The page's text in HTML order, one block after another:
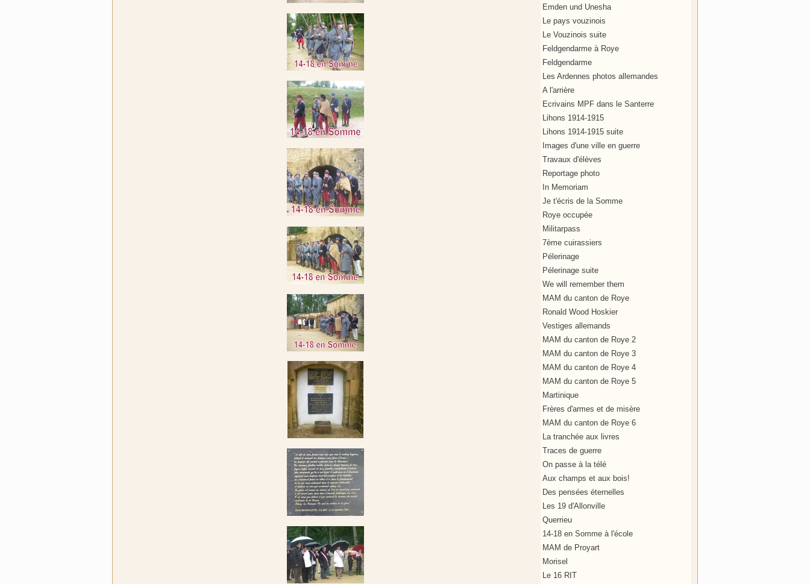
Emden und Unesha
Le pays vouzinois
Le Vouzinois suite
Feldgendarme à Roye
Feldgendarme
Les Ardennes photos allemandes
A l'arrière
Ecrivains MPF dans le Santerre
Lihons 1914-1915
Lihons 1914-1915 suite
Images d'une ville en guerre
Travaux d'élèves
Reportage photo
In Memoriam
Je t'écris de la Somme
Roye occupée
Militarpass
7ème cuirassiers
Pélerinage
Pélerinage suite
We will remember them
MAM du canton de Roye
Ronald Wood Hoskier
Vestiges allemands
MAM du canton de Roye 2
MAM du canton de Roye 3
MAM du canton de Roye 4
MAM du canton de Roye 5
Martinique
Frères d'armes et de misère
MAM du canton de Roye 6
La tranchée aux livres
Traces de guerre
On passe à la télé
Aux champs et aux bois!
Des pensées éternelles
Les 19 d'Allonville
Querrieu
14-18 en Somme à l'école
MAM de Proyart
Morisel
Le 16 RIT